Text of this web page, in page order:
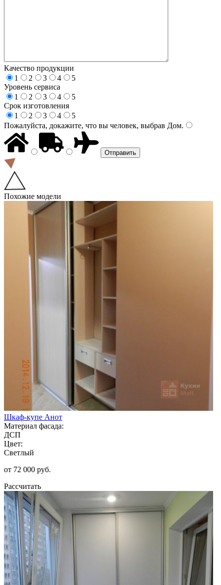
Качество продукции
1
2 3 4
5
Уровень сервиса
1
2 3 4
5
Срок изготовления
1
2 3 4
5
Пожалуйста, докажите, что вы человек, выбрав Дом.
Похожие модели
Шкаф-купе Анот
Материал фасада:
ДСП
Цвет:
Светлый
от 72 000 руб.
Рассчитать